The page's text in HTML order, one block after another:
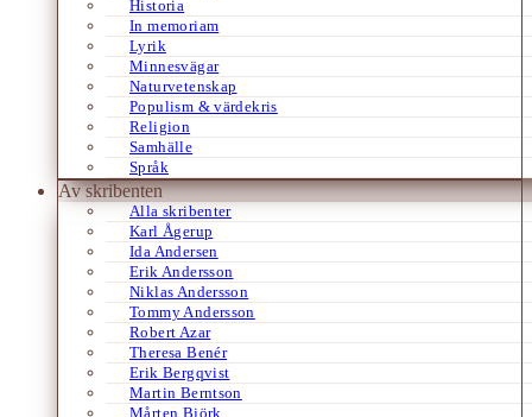
Historia
In memoriam
Lyrik
Minnesvägar
Naturvetenskap
Populism & värdekris
Religion
Samhälle
Språk
Av skribenten
Alla skribenter
Karl Ågerup
Ida Andersen
Erik Andersson
Niklas Andersson
Tommy Andersson
Robert Azar
Theresa Benér
Erik Bergqvist
Martin Berntson
Mårten Björk